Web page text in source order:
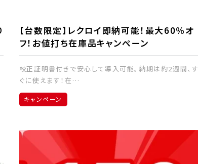
【台数限定】レクロイ即納可能！最大60％オ
フ！お値打ち在庫品キャンペーン
校正証明書付きで安心して導入可能。納期は約2週間、す
ぐに使えます！在…
キャンペーン